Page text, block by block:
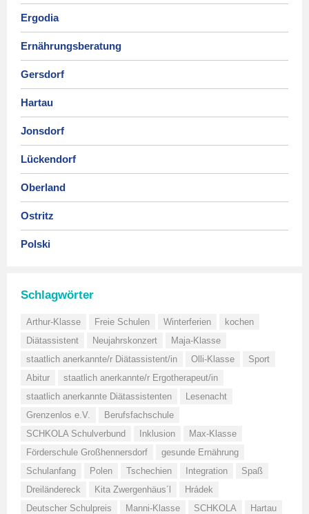
Ergodia
Ernährungsberatung
Gersdorf
Hartau
Jonsdorf
Lückendorf
Oberland
Ostritz
Polski
Schlagwörter
Arthur-Klasse Freie Schulen Winterferien
kochen
Diätassistent
Neujahrskonzert
Maja-Klasse
staatlich anerkannte/r Diätassistent/in
Olli-Klasse
Sport
Abitur
staatlich anerkannte/r Ergotherapeut/in
staatlich anerkannte Diätassistenten
Lesenacht
Grenzenlos e.V.
Berufsfachschule
SCHKOLA Schulverbund
Inklusion
Max-Klasse
Förderschule Großhennersdorf
gesunde Ernährung
Schulanfang
Polen Tschechien Integration
Spaß
Dreiländereck
Kita Zwergenhäus´l
Hrádek
Deutscher Schulpreis
Manni-Klasse SCHKOLA
Hartau